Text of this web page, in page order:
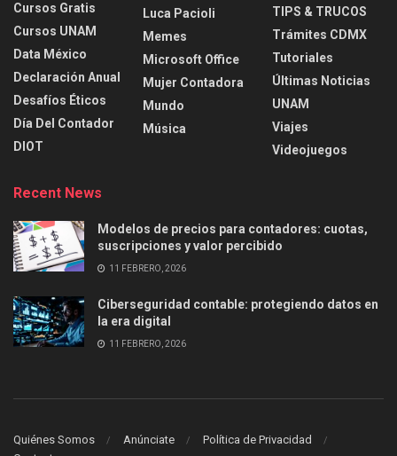
Cursos Gratis
Cursos UNAM
Data México
Declaración Anual
Desafíos Éticos
Día Del Contador
DIOT
Luca Pacioli
Memes
Microsoft Office
Mujer Contadora
Mundo
Música
TIPS & TRUCOS
Trámites CDMX
Tutoriales
Últimas Noticias
UNAM
Viajes
Videojuegos
Recent News
Modelos de precios para contadores: cuotas,
suscripciones y valor percibido
11 FEBRERO, 2026
Ciberseguridad contable: protegiendo datos en
la era digital
11 FEBRERO, 2026
Quiénes Somos Anúnciate
Política de Privacidad